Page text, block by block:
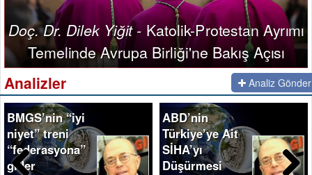
Doç. Dr. Dilek Yiğit -Katolik-Protestan Ayrımı
Temelinde Avrupa Birliği'ne Bakış Açısı
Analizler Analiz Gönder
BMGS’nin “iyi
niyet” treni
“federasyona”
gider
ABD’nin
Türkiye’ye Ait
SİHA’yı
Düşürmesi